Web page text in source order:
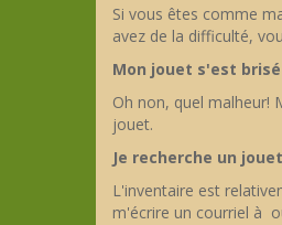
Si vous êtes comme
avez de la difficulté,
Mon jouet s'est
Oh non, quel malheur!
jouet.
Je recherche un
L'inventaire est
m'écrire un courriel à